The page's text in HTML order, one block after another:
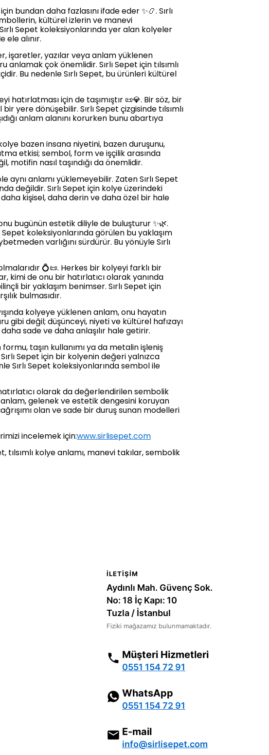
bundan daha fazlasını ifade eder ✨📿. Sırlı
kültürel izlerin ve manevi
Sepet koleksiyonlarında yer alan kolyeler
ele alınır.
işaretler, yazılar veya anlam yüklenen
çok önemlidir. Sırlı Sepet için tılsımlı
Bu nedenle Sırlı Sepet, bu ürünleri kültürel
için de taşımıştır 📜💎. Bir söz, bir
yere dönüşebilir. Sırlı Sepet çizgisinde tılsımlı
anlam alanını korurken bunu abartıya
bazen insana niyetini, bazen duruşunu,
etkisi; sembol, form ve işçilik arasında
motifin nasıl taşındığı da önemlidir.
aynı anlamı yüklemeyebilir. Zaten Sırlı Sepet
değildir. Sırlı Sepet için kolye üzerindeki
daha kişisel, daha derin ve daha özel bir hale
bugünün estetik diliyle de buluşturur ✨🌿.
koleksiyonlarında görülen bu yaklaşım
varlığını sürdürür. Bu yönüyle Sırlı
💍📜. Herkes bir kolyeyi farklı bir
kimi de onu bir hatırlatıcı olarak yanında
bir yaklaşım benimser. Sırlı Sepet için
bulmasıdır.
kolyeye yüklenen anlam, onu hayatın
gibi değil; düşünceyi, niyeti ve kültürel hafızayı
sade ve daha anlaşılır hale getirir.
taşın kullanımı ya da metalin işleniş
Sepet için bir kolyenin değeri yalnızca
Sırlı Sepet koleksiyonlarında sembol ile
olarak da değerlendirilen sembolik
anlam, gelenek ve estetik dengesini koruyan
olan ve sade bir duruş sunan modelleri
incelemek için:www.sirlisepet.com
tılsımlı kolye anlamı, manevi takılar, sembolik
İLETIŞIM
Aydınlı Mah. Güvenç Sok.
No: 18 İç Kapı: 10
Tuzla / İstanbul
Fiziki mağazamız bulunmamaktadır.
Müşteri Hizmetleri
0551 154 72 91
WhatsApp
0551 154 72 91
E-mail
info@sirlisepet.com